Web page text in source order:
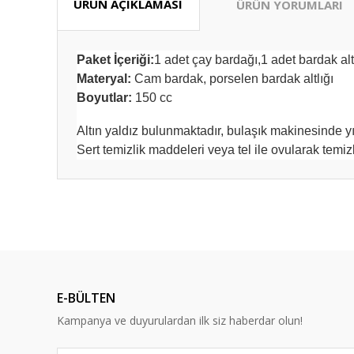
ÜRÜN AÇIKLAMASI ÜRÜN YORUMLARI
Paket İçeriği:1 adet çay bardağı,1 adet bardak
Materyal: Cam bardak, porselen bardak altlığı
Boyutlar: 150 cc
Altın yaldız bulunmaktadır, bulaşık makinesinde
Sert temizlik maddeleri veya tel ile ovularak
Ürün bilgilerinde hatalar bulunuyor.
Ürün fiyatı diğer sitelerden daha pahalı.
Bu ürüne benzer farklı alternatifler olmalı.
aldım
B... B... | 07/05/2025
E-BÜLTEN
Kampanya ve duyurulardan ilk siz haberdar olun!